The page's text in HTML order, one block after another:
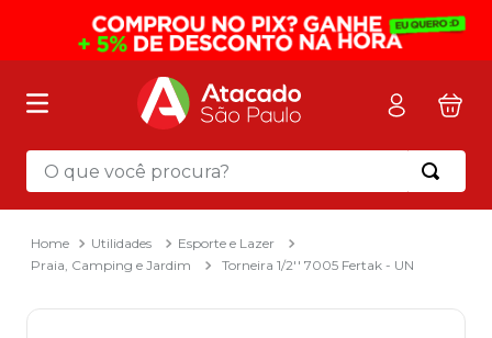
O que você procura?
Utilidades
Esporte e Lazer
Praia, Camping e Jardim
Torneira 1/2'' 7005 Fertak - UN
Termos mais buscados
mochila
2º sacola
3º papel toalha